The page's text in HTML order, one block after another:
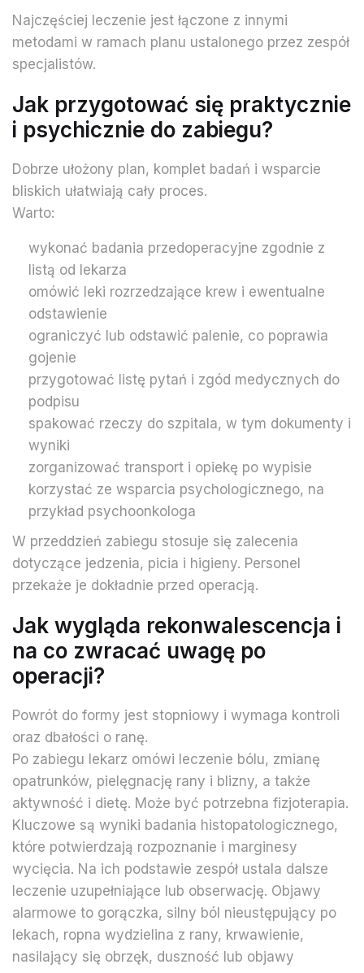
Najczęściej leczenie jest łączone z innymi
metodami w ramach planu ustalonego przez zespół
specjalistów.
Jak przygotować się praktycznie
i psychicznie do zabiegu?
Dobrze ułożony plan, komplet badań i wsparcie
bliskich ułatwiają cały proces.
Warto:
wykonać badania przedoperacyjne zgodnie z
listą od lekarza
omówić leki rozrzedzające krew i ewentualne
odstawienie
ograniczyć lub odstawić palenie, co poprawia
gojenie
przygotować listę pytań i zgód medycznych do
podpisu
spakować rzeczy do szpitala, w tym dokumenty i
wyniki
zorganizować transport i opiekę po wypisie
korzystać ze wsparcia psychologicznego, na
przykład psychoonkologa
W przeddzień zabiegu stosuje się zalecenia
dotyczące jedzenia, picia i higieny. Personel
przekaże je dokładnie przed operacją.
Jak wygląda rekonwalescencja i
na co zwracać uwagę po
operacji?
Powrót do formy jest stopniowy i wymaga kontroli
oraz dbałości o ranę.
Po zabiegu lekarz omówi leczenie bólu, zmianę
opatrunków, pielęgnację rany i blizny, a także
aktywność i dietę. Może być potrzebna fizjoterapia.
Kluczowe są wyniki badania histopatologicznego,
które potwierdzają rozpoznanie i marginesy
wycięcia. Na ich podstawie zespół ustala dalsze
leczenie uzupełniające lub obserwację. Objawy
alarmowe to gorączka, silny ból nieustępujący po
lekach, ropna wydzielina z rany, krwawienie,
nasilający się obrzęk, duszność lub objawy